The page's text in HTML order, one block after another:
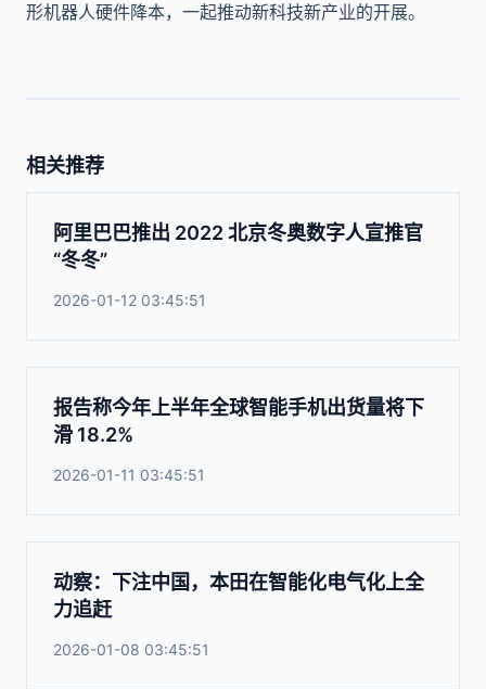
形机器人硬件降本，一起推动新科技新产业的开展。
相关推荐
阿里巴巴推出 2022 北京冬奥数字人宣推官
“冬冬”
2026-01-12 03:45:51
报告称今年上半年全球智能手机出货量将下
滑 18.2%
2026-01-11 03:45:51
动察：下注中国，本田在智能化电气化上全
力追赶
2026-01-08 03:45:51